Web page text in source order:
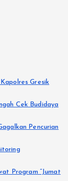
Gresik
Cek Budidaya
Pencurian
Program “Jumat